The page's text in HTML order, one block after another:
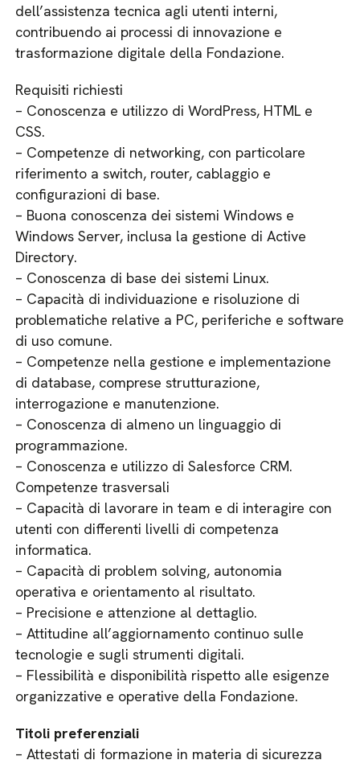
dell’assistenza tecnica agli utenti interni,
contribuendo ai processi di innovazione e
trasformazione digitale della Fondazione.
Requisiti richiesti
– Conoscenza e utilizzo di WordPress, HTML e
CSS.
– Competenze di networking, con particolare
riferimento a switch, router, cablaggio e
configurazioni di base.
– Buona conoscenza dei sistemi Windows e
Windows Server, inclusa la gestione di Active
Directory.
– Conoscenza di base dei sistemi Linux.
– Capacità di individuazione e risoluzione di
problematiche relative a PC, periferiche e software
di uso comune.
– Competenze nella gestione e implementazione
di database, comprese strutturazione,
interrogazione e manutenzione.
– Conoscenza di almeno un linguaggio di
programmazione.
– Conoscenza e utilizzo di Salesforce CRM.
Competenze trasversali
– Capacità di lavorare in team e di interagire con
utenti con differenti livelli di competenza
informatica.
– Capacità di problem solving, autonomia
operativa e orientamento al risultato.
– Precisione e attenzione al dettaglio.
– Attitudine all’aggiornamento continuo sulle
tecnologie e sugli strumenti digitali.
– Flessibilità e disponibilità rispetto alle esigenze
organizzative e operative della Fondazione.
Titoli preferenziali
– Attestati di formazione in materia di sicurezza